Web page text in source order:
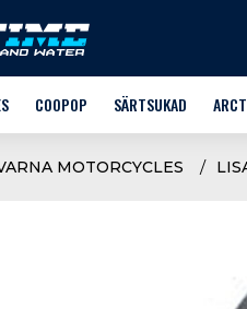
COOPOP SÄRTSUKAD
SÄRTSUKATE VARUOSAD
MOTORCYCLES